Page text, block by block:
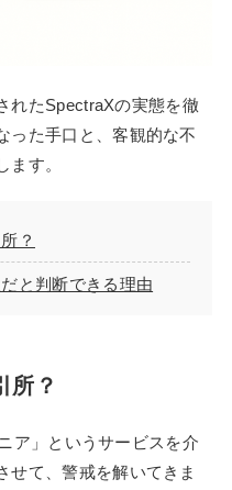
れたSpectraXの実態を徹
った手口と、客観的な不
す。
？
と判断できる理由
所？
ア」というサービスを介
せて、警戒を解いてきま